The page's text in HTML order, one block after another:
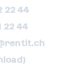
22 44
22 44